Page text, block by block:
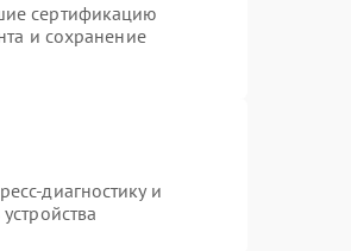
сертификацию
и сохранение
диагностику и